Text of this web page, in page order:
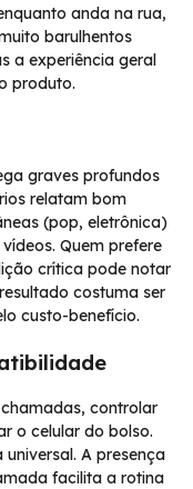
anda na rua,
barulhentos
a experiência geral
produto.
graves profundos
relatam bom
(pop, eletrônica)
Quem prefere
crítica pode notar
costuma ser
custo-benefício.
controlar
o celular do bolso.
A presença
facilita a rotina